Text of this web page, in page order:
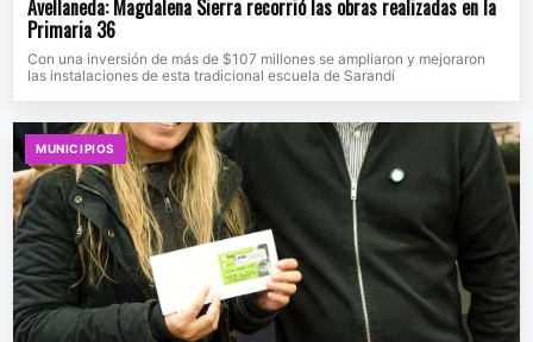
Avellaneda: Magdalena Sierra recorrió las obras realizadas en la
Primaria 36
Con una inversión de más de $107 millones se ampliaron y mejoraron
las instalaciones de esta tradicional escuela de Sarandí
MUNICIPIOS